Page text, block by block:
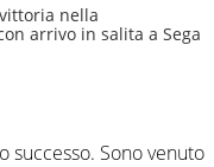
nella
arrivo in salita a Sega
successo. Sono venuto